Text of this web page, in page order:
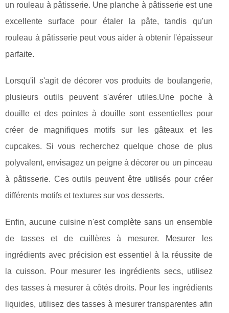
un rouleau à pâtisserie. Une planche à pâtisserie est une
excellente surface pour étaler la pâte, tandis qu'un
rouleau à pâtisserie peut vous aider à obtenir l'épaisseur
parfaite.
Lorsqu'il s'agit de décorer vos produits de boulangerie,
plusieurs outils peuvent s'avérer utiles.Une poche à
douille et des pointes à douille sont essentielles pour
créer de magnifiques motifs sur les gâteaux et les
cupcakes. Si vous recherchez quelque chose de plus
polyvalent, envisagez un peigne à décorer ou un pinceau
à pâtisserie. Ces outils peuvent être utilisés pour créer
différents motifs et textures sur vos desserts.
Enfin, aucune cuisine n'est complète sans un ensemble
de tasses et de cuillères à mesurer. Mesurer les
ingrédients avec précision est essentiel à la réussite de
la cuisson. Pour mesurer les ingrédients secs, utilisez
des tasses à mesurer à côtés droits. Pour les ingrédients
liquides, utilisez des tasses à mesurer transparentes afin